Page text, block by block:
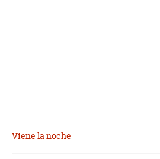
Viene la noche